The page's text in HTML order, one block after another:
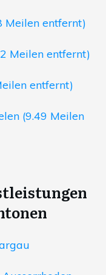
Meilen entfernt)
Meilen entfernt)
entfernt)
(9.49 Meilen